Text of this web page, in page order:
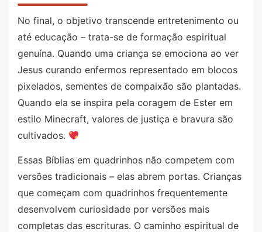
No final, o objetivo transcende entretenimento ou
até educação – trata-se de formação espiritual
genuína. Quando uma criança se emociona ao ver
Jesus curando enfermos representado em blocos
pixelados, sementes de compaixão são plantadas.
Quando ela se inspira pela coragem de Ester em
estilo Minecraft, valores de justiça e bravura são
cultivados.
Essas Bíblias em quadrinhos não competem com
versões tradicionais – elas abrem portas. Crianças
que começam com quadrinhos frequentemente
desenvolvem curiosidade por versões mais
completas das escrituras. O caminho espiritual de